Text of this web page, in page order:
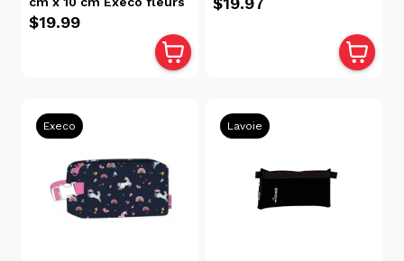
Collation
(1)
Sacs
$19.99
Execo Lavoie